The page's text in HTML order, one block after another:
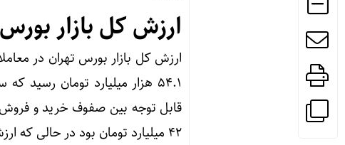
ارزش کل بازار
ارزش کل بازار بورس تهران در معاملات امروز به
قابل توجه بین صفوف خرید و
۴۲ میلیارد تومان بود در حالی که ارزش صف فروش به ۲ هزار و ۷۳۴ میلیارد تومان رسید.